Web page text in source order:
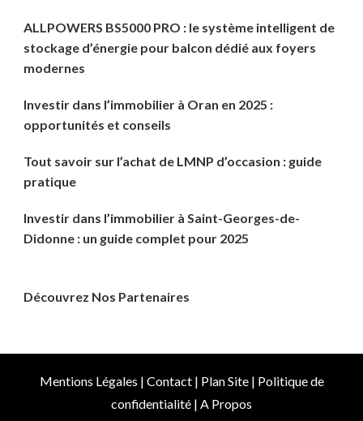
ALLPOWERS BS5000 PRO : le système intelligent de
stockage d’énergie pour balcon dédié aux foyers
modernes
Investir dans l’immobilier à Oran en 2025 :
opportunités et conseils
Tout savoir sur l’achat de LMNP d’occasion : guide
pratique
Investir dans l’immobilier à Saint-Georges-de-
Didonne : un guide complet pour 2025
Découvrez Nos Partenaires
Mentions Légales | Contact| Plan Site| Politique de
confidentialité | A Propos